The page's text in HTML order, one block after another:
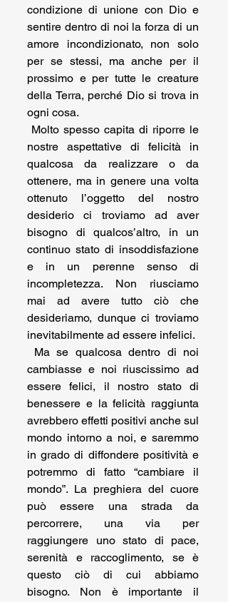
condizione di unione con Dio e
sentire dentro di noi la forza di un
amore incondizionato, non solo
per se stessi, ma anche per il
prossimo e per tutte le creature
della Terra, perché Dio si trova in
ogni cosa.
nostre aspettative di felicità in
qualcosa da realizzare o da
ottenere, ma in genere una volta
ottenuto l’oggetto del nostro
desiderio ci troviamo ad aver
bisogno di qualcos’altro, in un
continuo stato di insoddisfazione
e in un perenne senso di
incompletezza. Non riusciamo
mai ad avere tutto ciò che
desideriamo, dunque ci troviamo
cambiasse e noi riuscissimo ad
essere felici, il nostro stato di
benessere e la felicità raggiunta
avrebbero effetti positivi anche sul
mondo intorno a noi, e saremmo
in grado di diffondere positività e
potremmo di fatto “cambiare il
mondo”. La preghiera del cuore
può essere una strada da
percorrere, una via per
raggiungere uno stato di pace,
serenità e raccoglimento, se è
questo ciò di cui abbiamo
bisogno. Non è importante il